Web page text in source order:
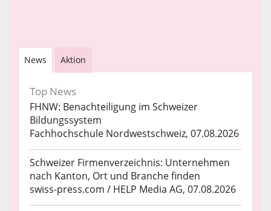
News Aktion
Top News
FHNW: Benachteiligung im Schweizer
Bildungssystem
Fachhochschule Nordwestschweiz, 07.08.2026
Schweizer Firmenverzeichnis: Unternehmen
nach Kanton, Ort und Branche finden
swiss-press.com / HELP Media AG, 07.08.2026